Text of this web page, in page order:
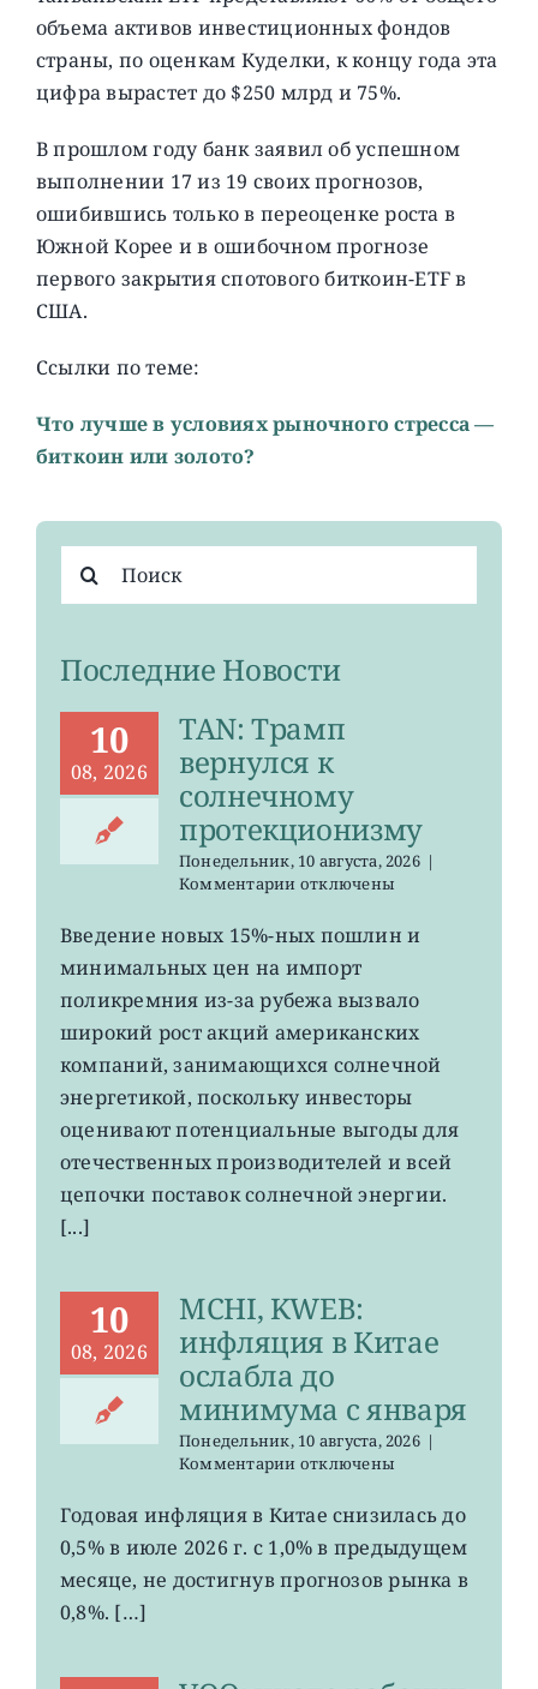
объема активов инвестиционных фондов
страны, по оценкам Куделки, к концу года эта
цифра вырастет до $250 млрд и 75%.
В прошлом году банк заявил об успешном
выполнении 17 из 19 своих прогнозов,
ошибившись только в переоценке роста в
Южной Корее и в ошибочном прогнозе
первого закрытия спотового биткоин-ETF в
США.
Ссылки по теме:
Что лучше в условиях рыночного стресса —
биткоин или золото?
поиска:
Последние Новости
10
08, 2026
TAN: Трамп
вернулся к
солнечному
протекционизму
Понедельник, 10 августа, 2026 |
Комментариик
TAN:
вернулся
к
протекционизму
отключены
Введение новых 15%-ных пошлин и
минимальных цен на импорт
поликремния из-за рубежа вызвало
широкий рост акций американских
компаний, занимающихся солнечной
энергетикой, поскольку инвесторы
оценивают потенциальные выгоды для
отечественных производителей и всей
цепочки поставок солнечной энергии.
[...]
10
08, 2026
MCHI, KWEB:
инфляция в Китае
ослабла до
минимума с января
Понедельник, 10 августа, 2026 |
Комментариик
MCHI,
KWEB:
инфляция
в
Китае
отключены
Годовая инфляция в Китае снизилась до
0,5% в июле 2026 г. с 1,0% в предыдущем
месяце, не достигнув прогнозов рынка в
0,8%. […]